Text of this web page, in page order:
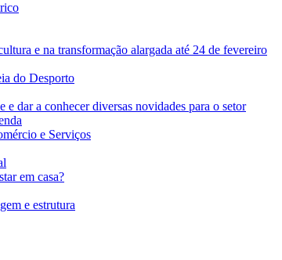
e na transformação alargada até 24 de fevereiro
do Desporto
dar a conhecer diversas novidades para o setor
e Serviços
em casa?
e estrutura